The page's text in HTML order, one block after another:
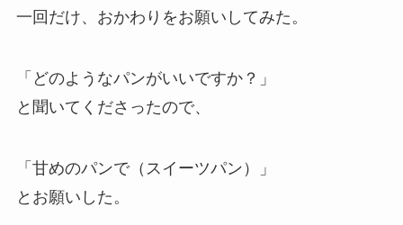
一回だけ、おかわりをお願いしてみた。
「どのようなパンがいいですか？」
と聞いてくださったので、
「甘めのパンで（スイーツパン）」
とお願いした。